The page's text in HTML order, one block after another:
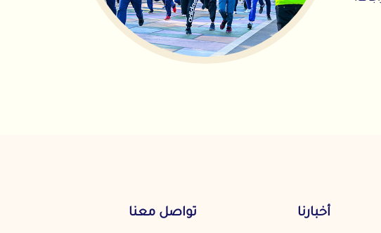
تواصل معنا